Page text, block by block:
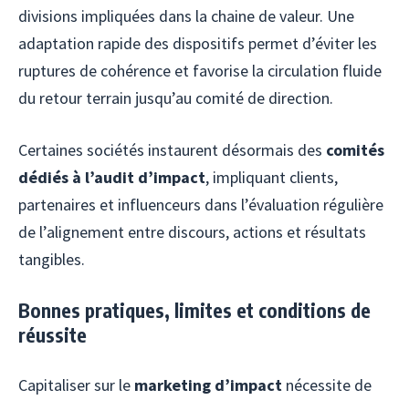
divisions impliquées dans la chaine de valeur. Une
adaptation rapide des dispositifs permet d’éviter les
ruptures de cohérence et favorise la circulation fluide
du retour terrain jusqu’au comité de direction.
Certaines sociétés instaurent désormais des comités
dédiés à l’audit d’impact, impliquant clients,
partenaires et influenceurs dans l’évaluation régulière
de l’alignement entre discours, actions et résultats
tangibles.
Bonnes pratiques, limites et conditions de
réussite
Capitaliser sur le marketing d’impact nécessite de